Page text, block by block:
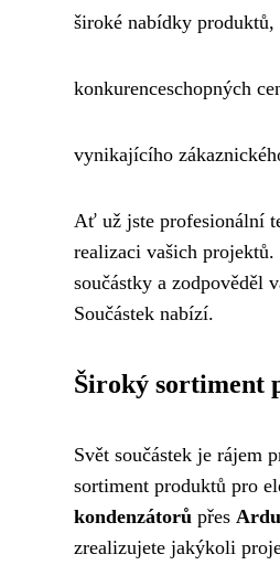
široké nabídky produktů,
konkurenceschopných
vynikajícího
Ať už jste profesionální
realizaci vašich
součástky a zodpověděl
Součástek nabízí.
Široký sortiment
Svět součástek je rájem
sortiment produktů pro
kondenzátorů přes
zrealizujete jakýkoli